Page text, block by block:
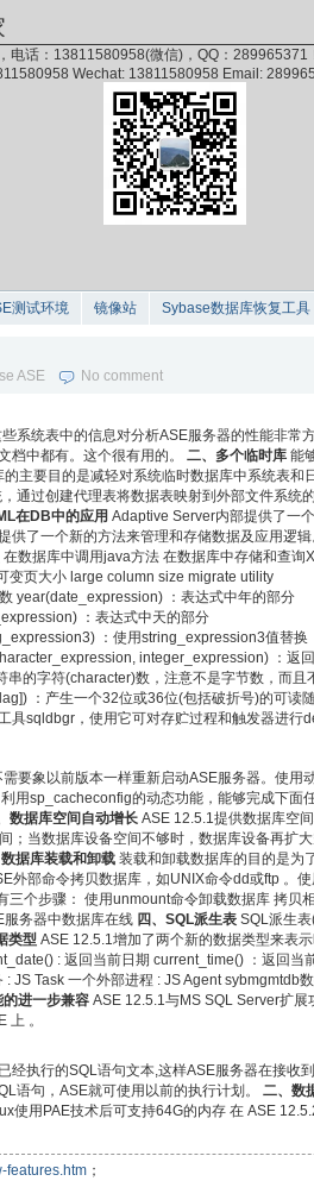
电话：13811580958(微信)，QQ：
Wechat: 13811580958 Email:
测试环境 镜像站 Sybase数据库恢复工具
ASE No comment
系统表中的信息对分析ASE服务器的性能非常
档中都有。这个很有用的。 二、多个临时库 能
主要目的是减轻对系统临时数据库中系统表和
通过创建代理表将数据表映射到外部文件系统
在DB中的应用 Adaptive Server内部提供了一
了一个新的方法来管理和存储数据及应用逻
数据库中调用java方法 在数据库中存储和查询
变页大小 large column size migrate utility
year(date_expression) ：表达式中年的部分
：表达式中天的部分
：使用string_expression3值替换
integer_expression) ：返
的字符(character)数，注意不是字节数，而且
：产生一个32位或36位(包括破折号)的可读随
具sqldbgr，使用它可对存贮过程和触发器进行
要象以前版本一样重新启动ASE服务器。使用
用sp_cacheconfig的动态功能，能够完成下面
数据库空间自动增长 ASE 12.5.1提供数据库空
；当数据库设备空间不够时，数据库设备再扩
据库装载和卸载 装载和卸载数据库的目的是为
外部命令拷贝数据库，如UNIX命令dd或ftp 。
个步骤： 使用unmount命令卸载数据库 拷贝
务器中数据库在线 四、SQL派生表 SQL派生
类型 ASE 12.5.1增加了两个新的数据类型来表示
: 返回当前日期 current_time() ：返回当
JS Task 一个外部进程 : JS Agent sybmgmtdb
进一步兼容 ASE 12.5.1与MS SQL Server扩展
。
经执行的SQL语句文本,这样ASE服务器在接收
语句，ASE就可使用以前的执行计划。 二、数
使用PAE技术后可支持64G的内存 在 ASE
features.htm ；